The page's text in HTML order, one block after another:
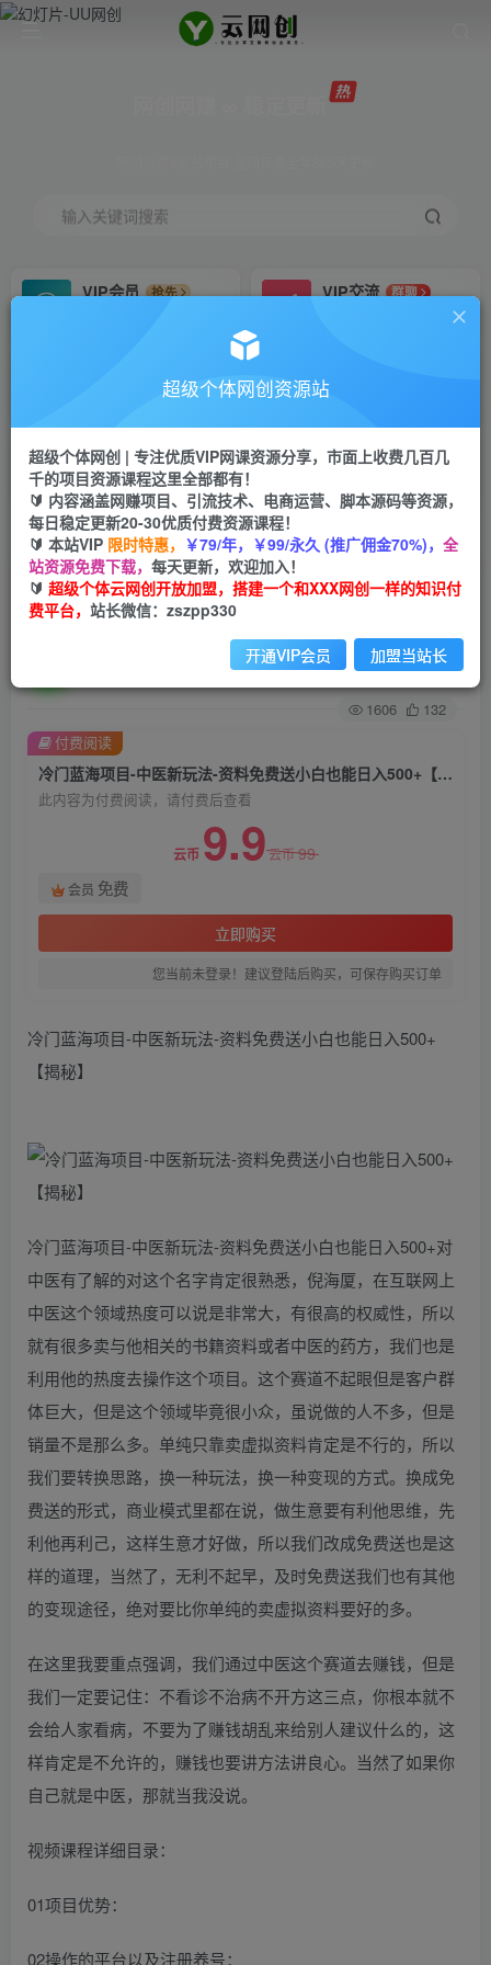
输入关键词搜索
VIP会员
抢先
VIP交流
群聊
研究探讨更多创业项目路子。
会员专属推广链接
招募站长
挂机
项目
脚本卡密
APP下载
GO
首页 创业课程 会员免费 正文
冷门蓝海项目-中医新玩法-资料免费送小白也能日
入500+【揭秘】
关注 私信
1606 132
冷门蓝海项目-中医新玩法-资料免费送小白也能日入500+【揭秘】
此内容为付费阅读，请付费后查看
云币 9.9云币99
会员 免费
立即购买
您当前未登录！建议登陆后购买，可保存购买订单
付费阅读
冷门蓝海项目-中医新玩法-资料免费送小白也能日入500+
【揭秘】
冷门蓝海项目-中医新玩法-资料免费送小白也能日入500+对
中医有了解的对这个名字肯定很熟悉，倪海厦，在互联网上
中医这个领域热度可以说是非常大，有很高的权威性，所以
就有很多卖与他相关的书籍资料或者中医的药方，我们也是
利用他的热度去操作这个项目。这个赛道不起眼但是客户群
体巨大，但是这个领域毕竟很小众，虽说做的人不多，但是
销量不是那么多。单纯只靠卖虚拟资料肯定是不行的，所以
我们要转换思路，换一种玩法，换一种变现的方式。换成免
费送的形式，商业模式里都在说，做生意要有利他思维，先
利他再利己，这样生意才好做，所以我们改成免费送也是这
样的道理，当然了，无利不起早，及时免费送我们也有其他
的变现途径，绝对要比你单纯的卖虚拟资料要好的多。
在这里我要重点强调，我们通过中医这个赛道去赚钱，但是
我们一定要记住：不看诊不治病不开方这三点，你根本就不
会给人家看病，不要为了赚钱胡乱来给别人建议什么的，这
样肯定是不允许的，赚钱也要讲方法讲良心。当然了如果你
自己就是中医，那就当我没说。
视频课程详细目录：
01项目优势：
02操作的平台以及注册养号：
超级个体网创资源站
超级个体网创 | 专注优质VIP网课资源分享，市面上收费几百几
千的项目资源课程这里全部都有！
🔰 内容涵盖网赚项目、引流技术、电商运营、脚本源码等资源，
每日稳定更新20-30优质付费资源课程！
🔰 本站VIP 限时特惠， ￥79/年，￥99/永久 (推广佣金70%)， 全
站资源免费下载， 每天更新，欢迎加入！
🔰 超级个体云网创开放加盟，搭建一个和XXX网创一样的知识付
费平台， 站长微信：zszpp330
开通VIP会员 加盟当站长